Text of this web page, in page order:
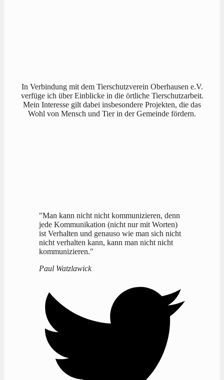
In Verbindung mit dem Tierschutzverein Oberhausen e.V.
verfüge ich über Einblicke in die örtliche Tierschutzarbeit.
Mein Interesse gilt dabei insbesondere Projekten, die das
Wohl von Mensch und Tier in der Gemeinde fördern.
"Man kann nicht nicht kommunizieren, denn
jede Kommunikation (nicht nur mit Worten)
ist Verhalten und genauso wie man sich nicht
nicht verhalten kann, kann man nicht nicht
kommunizieren."
Paul Watzlawick